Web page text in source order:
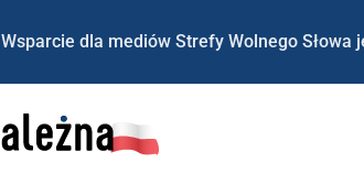
Wsparcie dla mediów Strefy Wolnego